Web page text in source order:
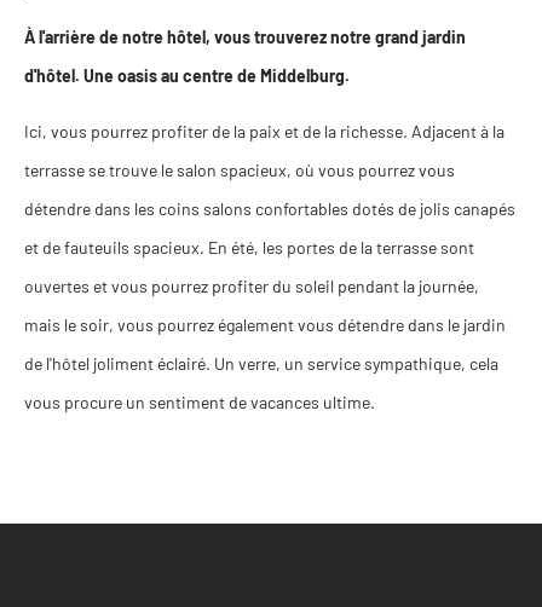
À l'arrière de notre hôtel, vous trouverez notre grand jardin
d'hôtel. Une oasis au centre de Middelburg.
Ici, vous pourrez profiter de la paix et de la richesse. Adjacent à la
terrasse se trouve le salon spacieux, où vous pourrez vous
détendre dans les coins salons confortables dotés de jolis canapés
et de fauteuils spacieux. En été, les portes de la terrasse sont
ouvertes et vous pourrez profiter du soleil pendant la journée,
mais le soir, vous pourrez également vous détendre dans le jardin
de l'hôtel joliment éclairé. Un verre, un service sympathique, cela
vous procure un sentiment de vacances ultime.